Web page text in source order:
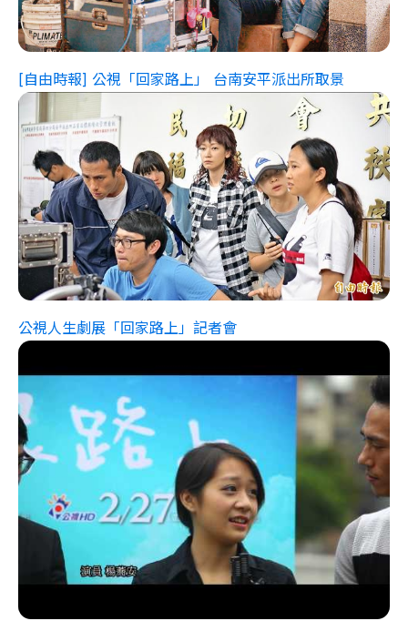
[自由時報] 公視「回家路上」 台南安平派出所取景
公視人生劇展「回家路上」記者會